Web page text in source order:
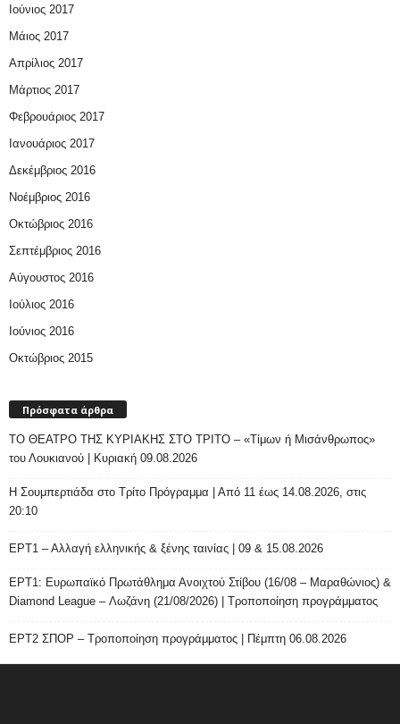
Ιούνιος 2017
Μάιος 2017
Απρίλιος 2017
Μάρτιος 2017
Φεβρουάριος 2017
Ιανουάριος 2017
Δεκέμβριος 2016
Νοέμβριος 2016
Οκτώβριος 2016
Σεπτέμβριος 2016
Αύγουστος 2016
Ιούλιος 2016
Ιούνιος 2016
Οκτώβριος 2015
Πρόσφατα άρθρα
ΤΟ ΘΕΑΤΡΟ ΤΗΣ ΚΥΡΙΑΚΗΣ ΣΤΟ ΤΡΙΤΟ – «Τίμων ή Μισάνθρωπος»
του Λουκιανού | Κυριακή 09.08.2026
H Σουμπερτιάδα στο Τρίτο Πρόγραμμα | Από 11 έως 14.08.2026, στις
20:10
ΕΡΤ1 – Αλλαγή ελληνικής & ξένης ταινίας | 09 & 15.08.2026
ΕΡΤ1: Ευρωπαϊκό Πρωτάθλημα Ανοιχτού Στίβου (16/08 – Μαραθώνιος) &
Diamond League – Λωζάνη (21/08/2026) | Τροποποίηση προγράμματος
ΕΡΤ2 ΣΠΟΡ – Τροποποίηση προγράμματος | Πέμπτη 06.08.2026